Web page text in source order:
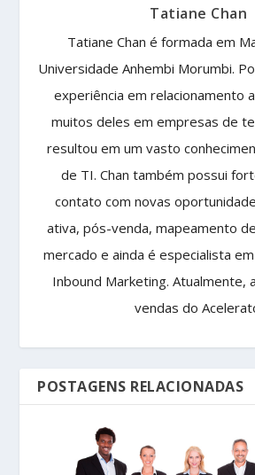
Tatiane Chan
Tatiane Chan é formada em
Universidade Anhembi Morumbi.
experiência em relacionamento
muitos deles em empresas de
resultou em um vasto
de TI. Chan também possui
contato com novas
ativa, pós-venda, mapeamento
mercado e ainda é especialista
Inbound Marketing. Atualmente,
vendas do
POSTAGENS RELACIONADAS